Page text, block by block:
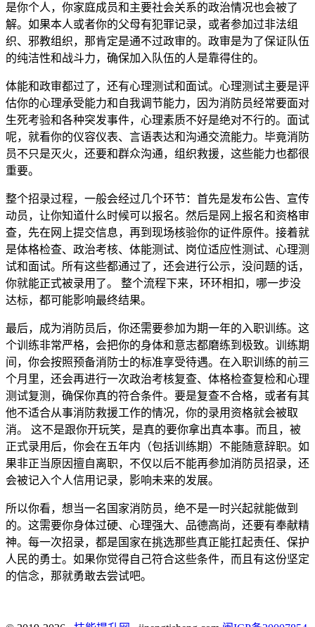
是你个人，你家庭成员和主要社会关系的政治情况也会被了
解。如果本人或者你的父母有犯罪记录，或者参加过非法组
织、邪教组织，那肯定是通不过政审的。政审是为了保证队伍
的纯洁性和战斗力，确保加入队伍的人是靠得住的。
体能和政审都过了，还有心理测试和面试。心理测试主要是评
估你的心理承受能力和自我调节能力，因为消防员经常要面对
生死考验和各种突发事件，心理素质不好是绝对不行的。面试
呢，就看你的仪容仪表、言语表达和沟通交流能力。毕竟消防
员不只是灭火，还要和群众沟通，组织救援，这些能力也都很
重要。
整个招录过程，一般会经过几个环节：首先是发布公告、宣传
动员，让你知道什么时候可以报名。然后是网上报名和资格审
查，先在网上提交信息，再到现场核验你的证件原件。接着就
是体格检查、政治考核、体能测试、岗位适应性测试、心理测
试和面试。所有这些都通过了，还会进行公示，没问题的话，
你就能正式被录用了。 整个流程下来，环环相扣，哪一步没
达标，都可能影响最终结果。
最后，成为消防员后，你还需要参加为期一年的入职训练。这
个训练非常严格，会把你的身体和意志都磨练到极致。训练期
间，你会按照预备消防士的标准享受待遇。在入职训练的前三
个月里，还会再进行一次政治考核复查、体格检查复检和心理
测试复测，确保你真的符合条件。要是复查不合格，或者有其
他不适合从事消防救援工作的情况，你的录用资格就会被取
消。 这不是跟你开玩笑，是真的要你拿出真本事。而且，被
正式录用后，你会在五年内（包括训练期）不能随意辞职。如
果非正当原因擅自离职，不仅以后不能再参加消防员招录，还
会被记入个人信用记录，影响未来的发展。
所以你看，想当一名国家消防员，绝不是一时兴起就能做到
的。这需要你身体过硬、心理强大、品德高尚，还要有奉献精
神。每一次招录，都是国家在挑选那些真正能扛起责任、保护
人民的勇士。如果你觉得自己符合这些条件，而且有这份坚定
的信念，那就勇敢去尝试吧。